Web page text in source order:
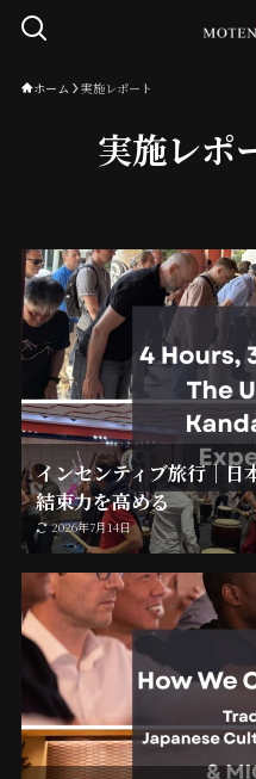
ホーム 実施レポート
実施レポ
インセンティブ旅行｜日
結束力を高める
2026年7月14日